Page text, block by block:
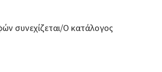
συνεχίζεται/Ο κατάλογος